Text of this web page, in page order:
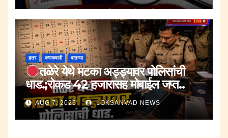
इतर कणकवली बातम्या
तळेरे येथे मटका अड्ड्यावर पोलिसांची
धाड.;रोकड 42 हजारासह मोबाईल जप्त..
AUG 7, 2026 LOKSANVAD NEWS